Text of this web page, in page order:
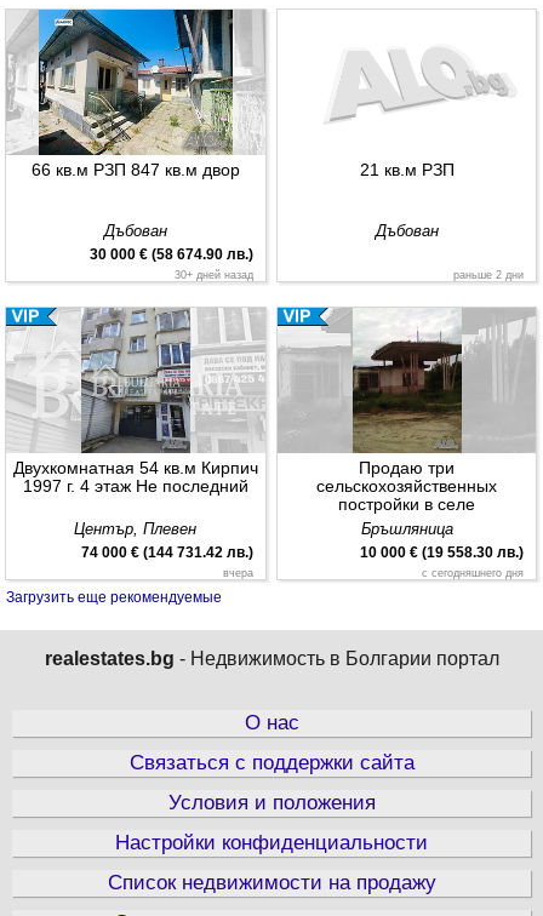
30 000 € (58 674.90 лв.)
30+ дней назад
66 кв.м РЗП 847 кв.м двор
Дъбован
раньше 2 дни
21 кв.м РЗП
Дъбован
74 000 € (144 731.42 лв.)
вчера
Двухкомнатная 54 кв.м Кирпич
1997 г. 4 этаж Не последний
Център, Плевен
10 000 € (19 558.30 лв.)
с сегодняшнего дня
Продаю три
сельскохозяйственных
постройки в селе
Брашляница, муниципалитет
Плевен, Плевенская область.
Бръшляница
42 000 € (82 144.86 лв.)
Фотоэлектрическая
электростанция 2х30кВт
280 000 € (547 632.40 лв.)
продажба
Загрузить еще рекомендуемые
realestates.bg - Недвижимость в Болгарии портал
О нас
Связаться с поддержки сайта
Условия и положения
Настройки конфиденциальности
Список недвижимости на продажу